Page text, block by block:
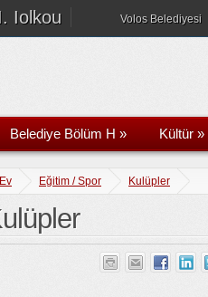
Iolkou Volos Belediyesi
Belediye Bölüm H » Kültür »
Ev Eğitim / Spor Kulüpler